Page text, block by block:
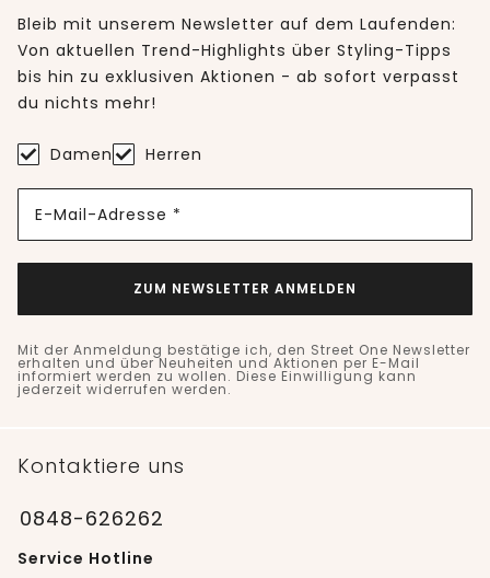
Bleib mit unserem Newsletter auf dem Laufenden:
Von aktuellen Trend-Highlights über Styling-Tipps
bis hin zu exklusiven Aktionen - ab sofort verpasst
du nichts mehr!
Damen Herren
E-Mail-Adresse *
ZUM NEWSLETTER ANMELDEN
Mit der Anmeldung bestätige ich, den Street One Newsletter
erhalten und über Neuheiten und Aktionen per E-Mail
informiert werden zu wollen. Diese Einwilligung kann
jederzeit widerrufen werden.
Kontaktiere uns
0848-626262
Service Hotline